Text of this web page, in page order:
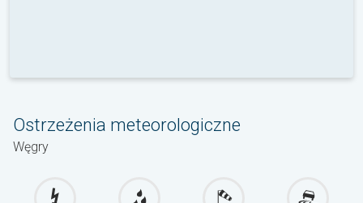
Ostrzeżenia meteorologiczne
Węgry